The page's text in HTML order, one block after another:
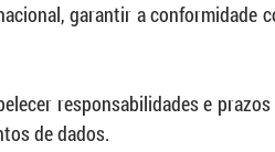
garantir a conformidade
responsabilidades e
de dados.